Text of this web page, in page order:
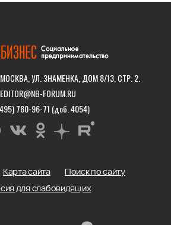
УЛ. ЗНАМЕНКА, ДОМ 8/13, СТР. 2.
EDITOR@NB-FORUM.RU
780-96-71 (доб. 4054)
Карта сайта
Поиск по сайту
для слабовидящих